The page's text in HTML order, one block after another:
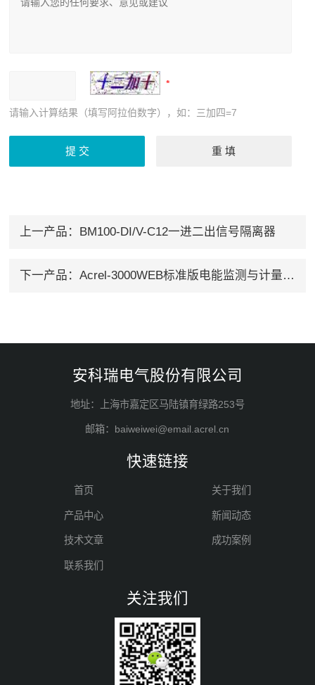
请输入计算结果（填写阿拉伯数字），如：三加四=7
上一产品： BM100-DI/V-C12一进二出信号隔离器
下一产品： Acrel-3000WEB标准版电能监测与计量系统
安科瑞电气股份有限公司
地址：上海市嘉定区马陆镇育绿路253号
邮箱：baiweiwei@email.acrel.cn
快速链接
首页 关于我们
产品中心 新闻动态
技术文章 成功案例
联系我们
关注我们